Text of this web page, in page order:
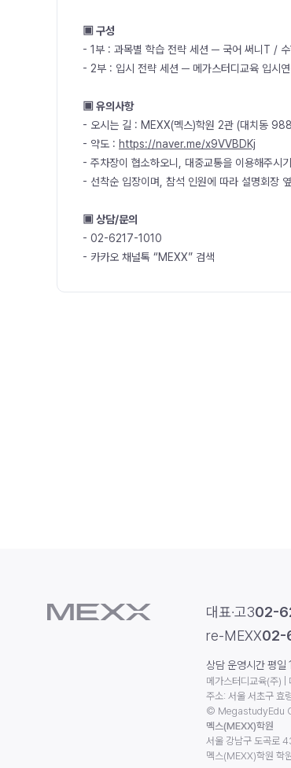
▣ 구성
- 1부 : 과목별 학습 전략 세션 ─ 국어 써니T /
- 2부 : 입시 전략 세션 ─ 메가스터디교육 입시
▣ 유의사항
- 오시는 길 : MEXX(멕스)학원 2관 (대치동
- 약도 : https://naver.me/x9VVBDKj
- 주차장이 협소하오니, 대중교통을 이용해주시
- 선착순 입장이며, 참석 인원에 따라 설명회장
▣ 상담/문의
- 02-6217-1010
- 카카오 채널톡 “MEXX” 검색
대표·고302-
re-MEXX02-
상담 운영시간 평
메가스터디교육(주)
주소: 서울 서초구
© MegastudyEdu
멕스(MEXX)학원
서울 강남구 도곡로
멕스(MEXX)학원 학